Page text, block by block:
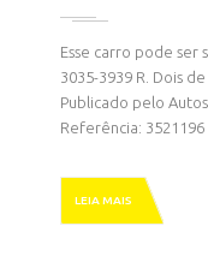
Esse carro pode ser
3035-3939 R. Dois
Publicado pelo
Referência: 3521196
LEIA MAIS